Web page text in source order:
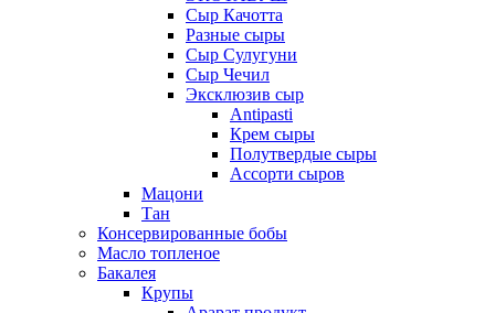
Сыр Качотта
Разные сыры
Сыр Сулугуни
Сыр Чечил
Эксклюзив сыр
Antipasti
Крем сыры
Полутвердые сыры
Ассорти сыров
Мацони
Тан
Консервированные бобы
Масло топленое
Бакалея
Крупы